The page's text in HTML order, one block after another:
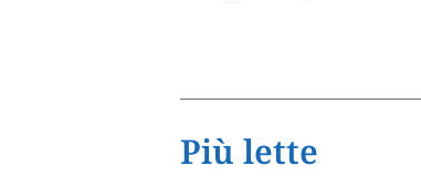
Più lette